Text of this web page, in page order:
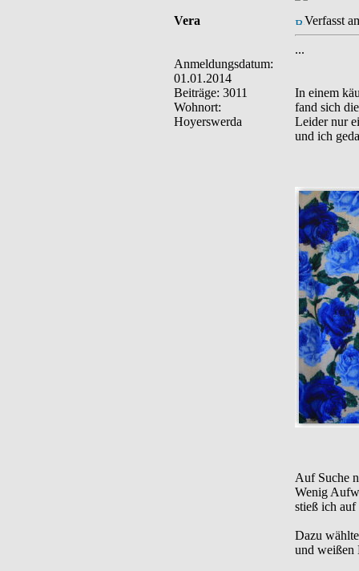
Vera
Anmeldungsdatum:
01.01.2014
Beiträge: 3011
Wohnort:
Hoyerswerda
Verfasst
...
In einem
fand sich
Leider nur
und ich
Auf Suche
Wenig
stieß ich
Dazu
und weißen